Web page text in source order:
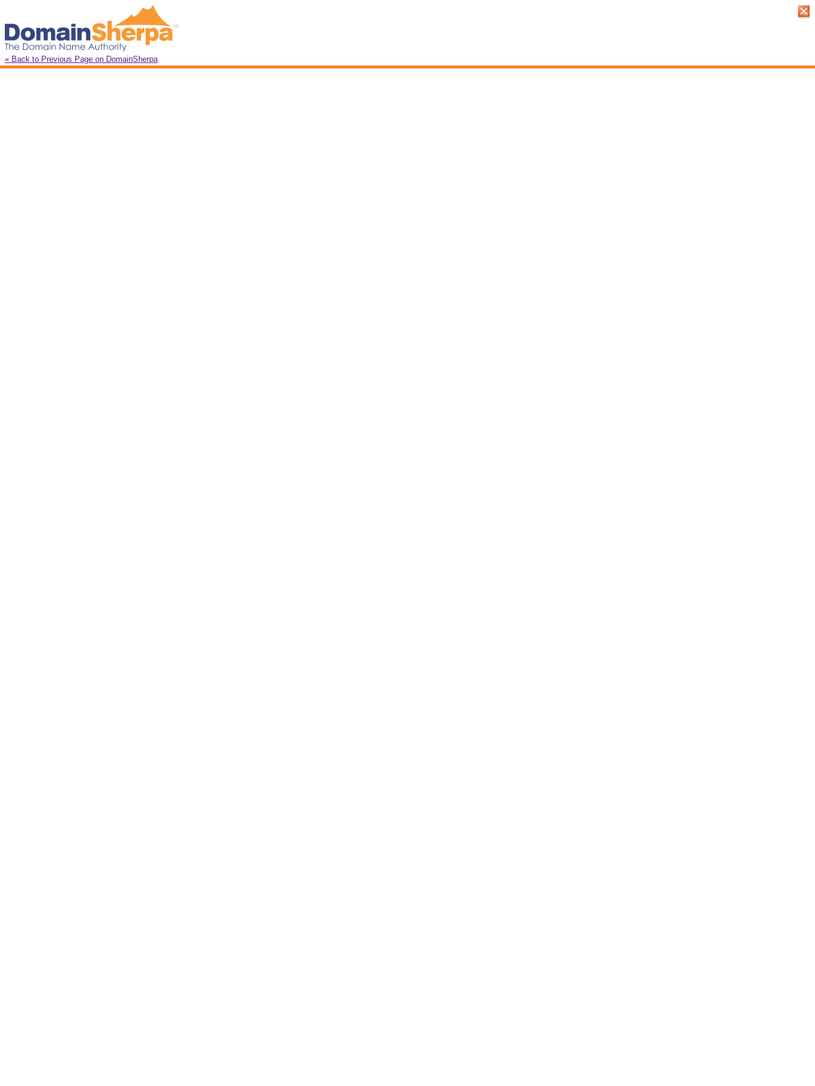
« Back to Previous Page on DomainSherpa